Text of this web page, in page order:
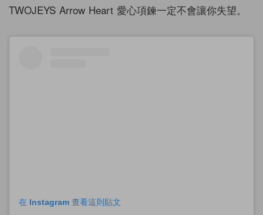
TWOJEYS Arrow Heart 愛心項鍊一定不會讓你失望。
在 Instagram 查看這則貼文